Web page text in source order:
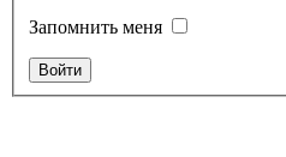
Запомнить меня